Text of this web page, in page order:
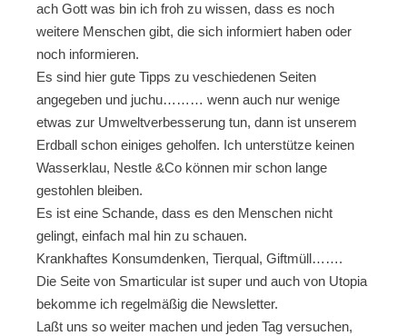
ach Gott was bin ich froh zu wissen, dass es noch
weitere Menschen gibt, die sich informiert haben oder
noch informieren.
Es sind hier gute Tipps zu veschiedenen Seiten
angegeben und juchu……… wenn auch nur wenige
etwas zur Umweltverbesserung tun, dann ist unserem
Erdball schon einiges geholfen. Ich unterstütze keinen
Wasserklau, Nestle &Co können mir schon lange
gestohlen bleiben.
Es ist eine Schande, dass es den Menschen nicht
gelingt, einfach mal hin zu schauen.
Krankhaftes Konsumdenken, Tierqual, Giftmüll…….
Die Seite von Smarticular ist super und auch von Utopia
bekomme ich regelmäßig die Newsletter.
Laßt uns so weiter machen und jeden Tag versuchen,